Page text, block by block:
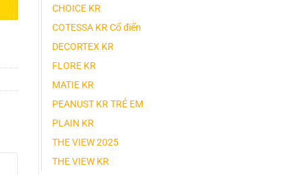
CHOICE KR
COTESSA KR Cổ điển
DECORTEX KR
FLORE KR
MATIE KR
PEANUST KR TRẺ EM
PLAIN KR
THE VIEW 2025
THE VIEW KR